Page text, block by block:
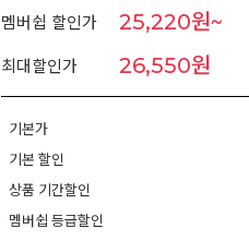
멤버쉽 할인가 25,220원~
최대할인가 26,550원
기본가
기본 할인
상품 기간할인
멤버쉽 등급할인